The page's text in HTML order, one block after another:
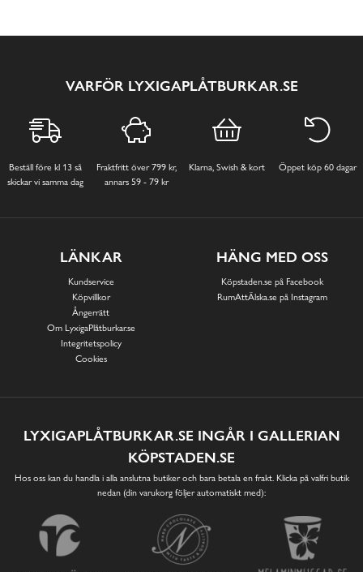
VARFÖR LYXIGAPLÅTBURKAR.SE
Beställ före kl 13 så
skickar vi samma dag
Fraktfritt över 799 kr,
annars 59 - 79 kr
Klarna, Swish & kort Öppet köp 60 dagar
LÄNKAR
Kundservice
Köpvillkor
Ångerrätt
Om LyxigaPlåtburkar.se
Integritetspolicy
Cookies
HÄNG MED OSS
Köpstaden.se på Facebook
RumAttÄlska.se på Instagram
LYXIGAPLÅTBURKAR.SE INGÅR I GALLERIAN
KÖPSTADEN.SE
Hos oss kan du handla i alla anslutna butiker och bara betala en frakt. Klicka på valfri butik
nedan (din varukorg följer automatiskt med):